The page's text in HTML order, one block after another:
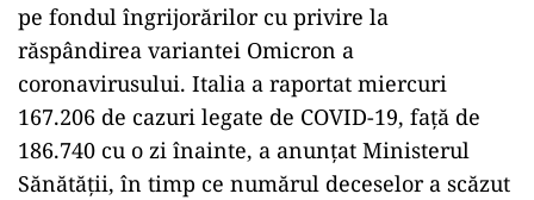
pe fondul îngrijorărilor cu privire la
răspândirea variantei Omicron a
coronavirusului. Italia a raportat miercuri
167.206 de cazuri legate de COVID-19, față de
186.740 cu o zi înainte, a anunțat Ministerul
Sănătății, în timp ce numărul deceselor a scăzut